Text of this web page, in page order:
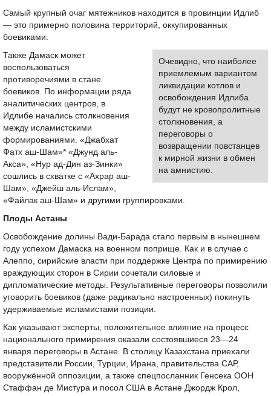
Самый крупный очаг мятежников находится в провинции Идлиб
— это примерно половина территорий, оккупированных
боевиками.
Очевидно, что наиболее
приемлемым вариантом
ликвидации котлов и
освобождения Идлиба
будут не кровопролитные
столкновения, а
переговоры о
возвращении повстанцев
к мирной жизни в обмен
на амнистию.
Также Дамаск может
воспользоваться
противоречиями в стане
боевиков. По информации ряда
аналитических центров, в
Идлибе начались столкновения
между исламистскими
формированиями. «Джабхат
Фатх аш-Шам»* «Джунд аль-
Акса», «Нур ад-Дин аз-Зинки»
сошлись в схватке с «Ахрар аш-
Шам», «Джейш аль-Ислам»,
«Файлак аш-Шам» и другими группировками.
Плоды Астаны
Освобождение долины Вади-Барада стало первым в нынешнем
году успехом Дамаска на военном поприще. Как и в случае с
Алеппо, сирийские власти при поддержке Центра по примирению
враждующих сторон в Сирии сочетали силовые и
дипломатические методы. Результативные переговоры позволили
уговорить боевиков (даже радикально настроенных) покинуть
удерживаемые исламистами позиции.
Как указывают эксперты, положительное влияние на процесс
национального примирения оказали состоявшиеся 23—24
января переговоры в Астане. В столицу Казахстана приехали
представители России, Турции, Ирана, правительства САР,
вооружённой оппозиции, а также спецпосланник Генсека ООН
Стаффан де Мистура и посол США в Астане Джордж Крол,